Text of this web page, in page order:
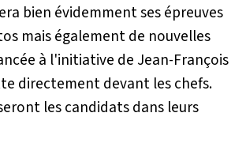
bien évidemment ses épreuves
mais également de nouvelles
à l'initiative de Jean-François
directement devant les chefs.
les candidats dans leurs